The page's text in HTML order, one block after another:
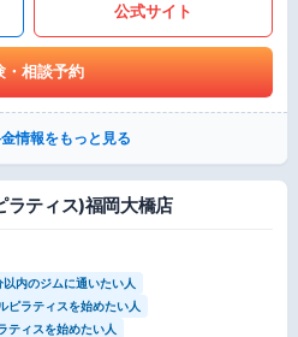
公式サイト
・相談予約
情報をもっと見る
ラティス)福岡大橋店
内のジムに通いたい人
ピラティスを始めたい人
ティスを始めたい人